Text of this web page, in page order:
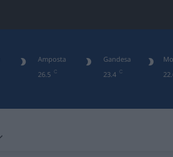
26.5 C
Amposta
23.4 C
Gandesa